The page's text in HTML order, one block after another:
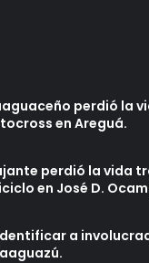
perdió la
en Areguá.
perdió la vida
en José D.
a